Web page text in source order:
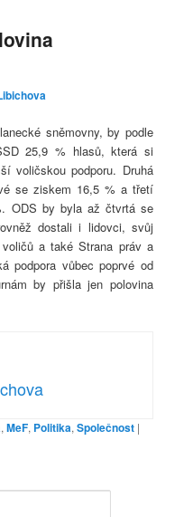
sněmovny, by podle
25,9 % hlasů, která si
voličskou podporu. Druhá
se ziskem 16,5 % a třetí
ODS by byla až čtvrtá se
dostali i lidovci, svůj
a také Strana práv a
podpora vůbec poprvé od
by přišla jen polovina
,MeF, Politika,Společnost |